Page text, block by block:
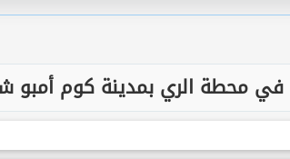
في محطة الري بمدينة كوم أمبو